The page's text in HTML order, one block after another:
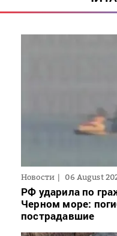
Новости 06 August
РФ ударила по
Черном море:
пострадавшие